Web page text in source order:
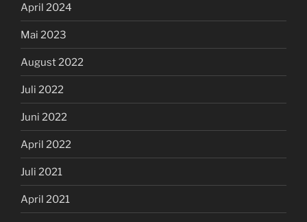
April 2024
Mai 2023
August 2022
Juli 2022
Juni 2022
April 2022
Juli 2021
April 2021